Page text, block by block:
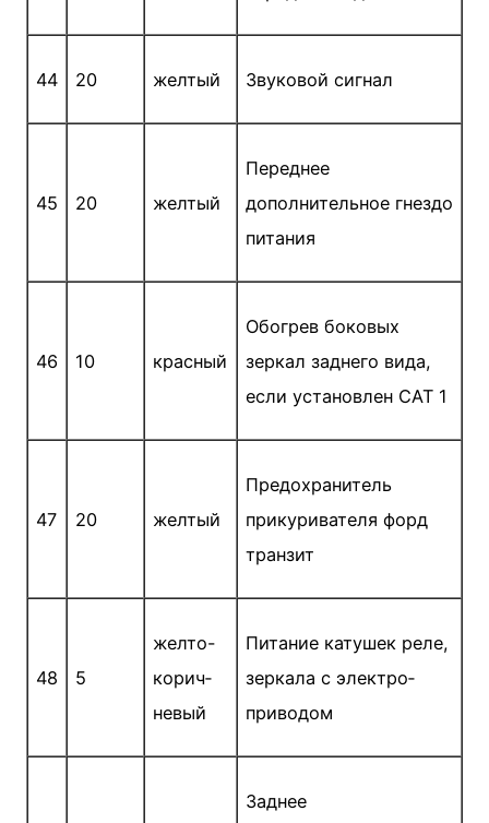
44 20 желтый Звуковой сигнал
45 20 желтый
Переднее
дополнительное гнездо
питания
46 10 красный
Обогрев боковых
зеркал заднего вида,
если установлен CAT 1
47 20 желтый
Предохранитель
прикуривателя форд
транзит
48 5
желто-
корич­
невый
Питание катушек реле,
зеркала с электро­
приводом
Заднее